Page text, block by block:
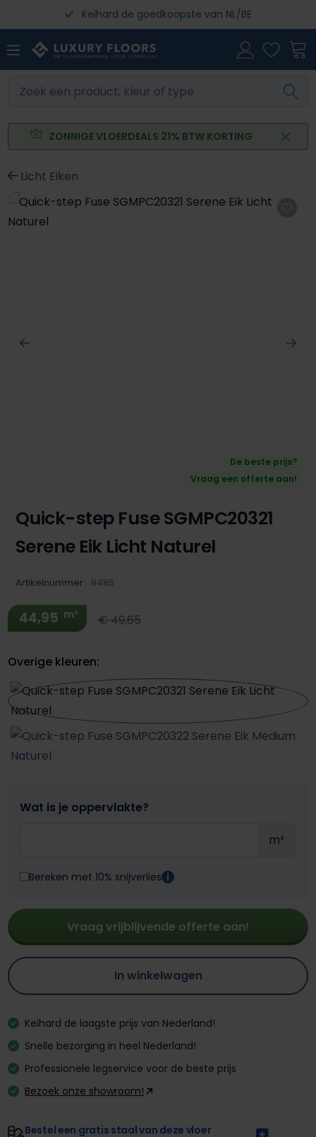
Ga naar de hoofdinhoudKeihard de goedkoopste van NL/BE
ZONNIGE VLOERDEALS 21% BTW KORTING
Licht Eiken
Afbeeldingengalerij overslaan
De beste prijs?
Vraag een offerte aan!
Quick-step Fuse SGMPC20321
Serene Eik Licht Naturel
Artikelnummer: 8485
44,95 m² € 49,65
Overige kleuren:
Wat is je oppervlakte?
m²
Bereken met 10% snijverlies i
Vraag vrijblijvende offerte aan!
In winkelwagen
Keihard de laagste prijs van Nederland!
Snelle bezorging in heel Nederland!
Professionele legservice voor de beste prijs
Bezoek onze showroom!
Bestel een gratis staal van deze vloer